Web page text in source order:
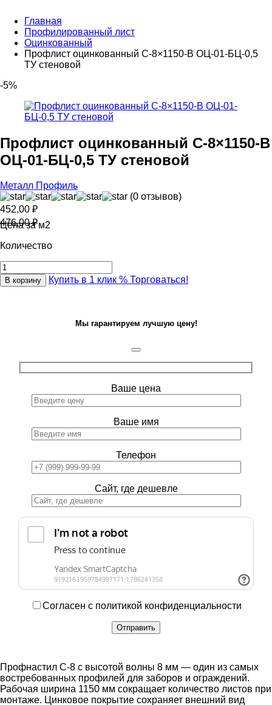
Главная
Профилированный лист
Оцинкованный
Профлист оцинкованный С-8×1150-B ОЦ-01-БЦ-0,5
ТУ стеновой
-5%
Профлист оцинкованный С-8×1150-B
ОЦ-01-БЦ-0,5 ТУ стеновой
Металл Профиль
(0 отзывов)
452,00 ₽
476,00₽
Цена за м2
Количество
В корзину Купить в 1 клик % Торговаться!
Мы гарантируем лучшую цену!
Ваше цена
Ваше имя
Телефон
Сайт, где дешевле
Согласен с политикой конфиденциальности
Профнастил С-8 с высотой волны 8 мм — один из самых
востребованных профилей для заборов и ограждений.
Рабочая ширина 1150 мм сокращает количество листов при
монтаже. Цинковое покрытие сохраняет внешний вид